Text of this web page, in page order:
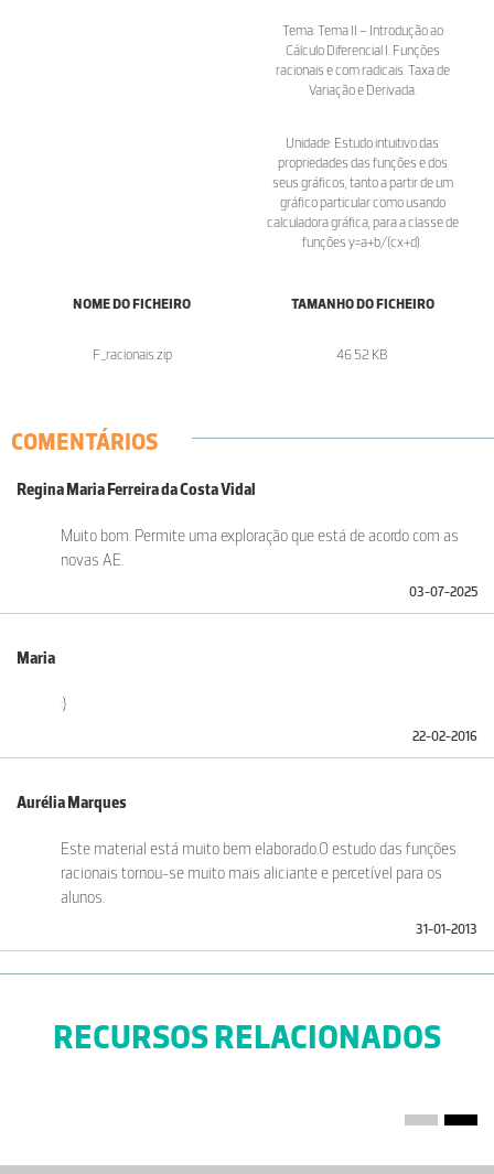
Tema: Tema II – Introdução ao
Cálculo Diferencial I. Funções
racionais e com radicais. Taxa de
Variação e Derivada.
Unidade: Estudo intuitivo das
propriedades das funções e dos
seus gráficos, tanto a partir de um
gráfico particular como usando
calculadora gráfica, para a classe de
funções y=a+b/(cx+d).
NOME DO FICHEIRO
F_racionais.zip
TAMANHO DO FICHEIRO
46.52 KB
COMENTÁRIOS
Regina Maria Ferreira da Costa Vidal
Muito bom. Permite uma exploração que está de acordo com as
novas AE.
03-07-2025
Maria
:)
22-02-2016
Aurélia Marques
Este material está muito bem elaborado.O estudo das funções
racionais tornou-se muito mais aliciante e percetível para os
alunos.
31-01-2013
RECURSOS RELACIONADOS